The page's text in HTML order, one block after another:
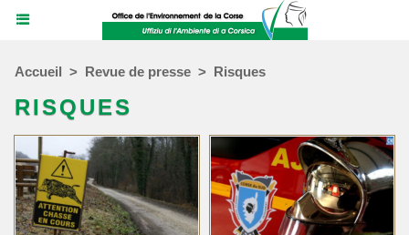
Accueil > Revue de presse > Risques
RISQUES